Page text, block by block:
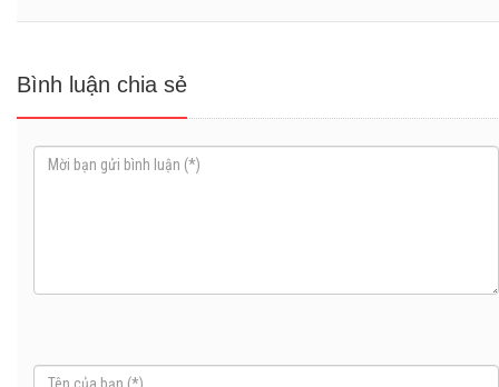
Bình luận chia sẻ